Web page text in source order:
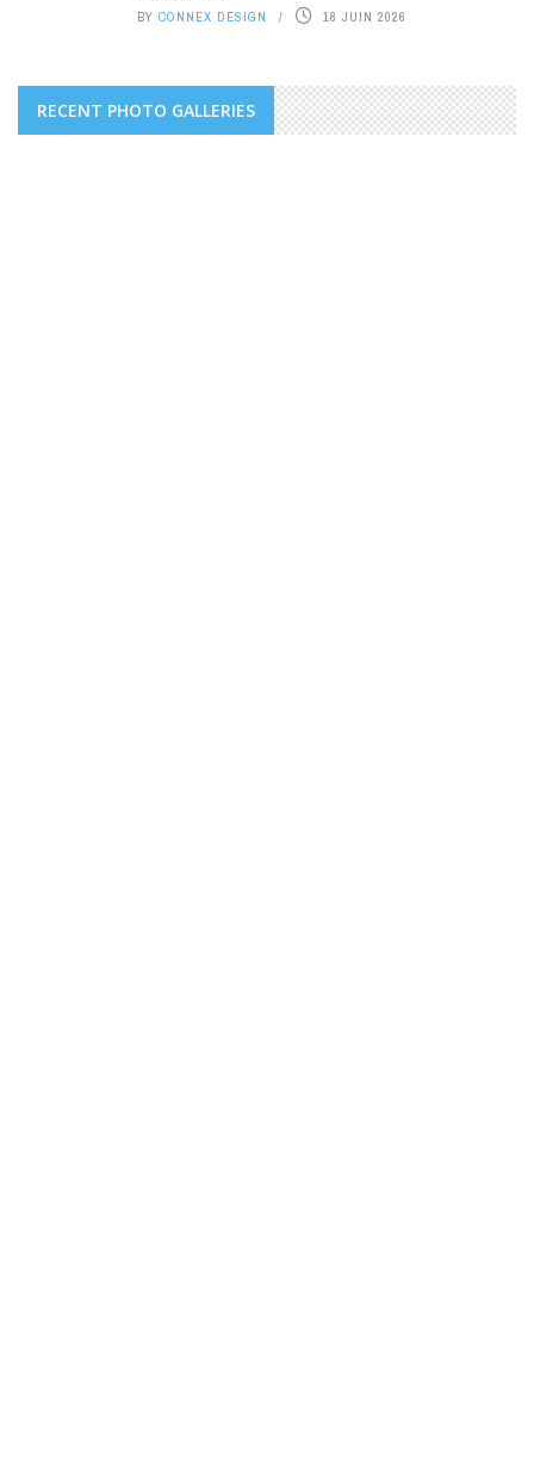
BY CONNEX DESIGN 18 JUIN 2026
RECENT PHOTO GALLERIES